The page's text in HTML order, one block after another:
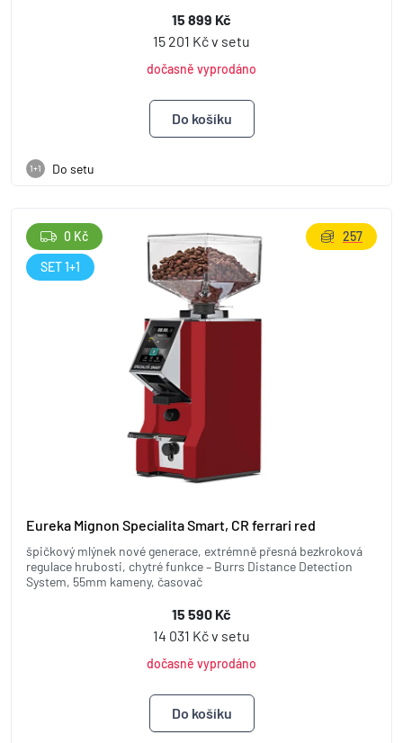
15 899 Kč
15 201 Kč v setu
dočasně vyprodáno
1+1 Do setu
Eureka Mignon Specialita Smart, CR ferrari red
špičkový mlýnek nové generace, extrémně přesná bezkroková
regulace hrubosti, chytré funkce – Burrs Distance Detection
System, 55mm kameny, časovač
15 590 Kč
14 031 Kč v setu
dočasně vyprodáno
0 Kč
SET 1+1
257